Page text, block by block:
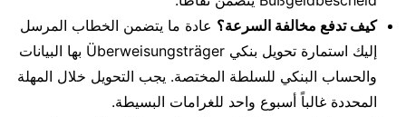
كيف تدفع مخالفة السرعة؟ عادة ما يتضمن الخطاب المرسل
إليك استمارة تحويل بنكي Überweisungsträger بها البيانات
والحساب البنكي للسلطة المختصة. يجب التحويل خلال المهلة
المحددة غالباً أسبوع واحد للغرامات البسيطة.